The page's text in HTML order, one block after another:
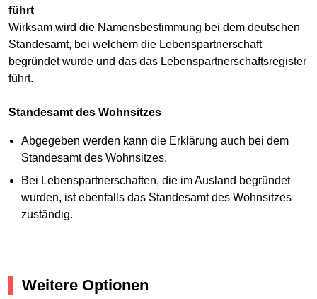
führt
Wirksam wird die Namensbestimmung bei dem deutschen
Standesamt, bei welchem die Lebenspartnerschaft
begründet wurde und das das Lebenspartnerschaftsregister
führt.
Standesamt des Wohnsitzes
Abgegeben werden kann die Erklärung auch bei dem
Standesamt des Wohnsitzes.
Bei Lebenspartnerschaften, die im Ausland begründet
wurden, ist ebenfalls das Standesamt des Wohnsitzes
zuständig.
Weitere Optionen